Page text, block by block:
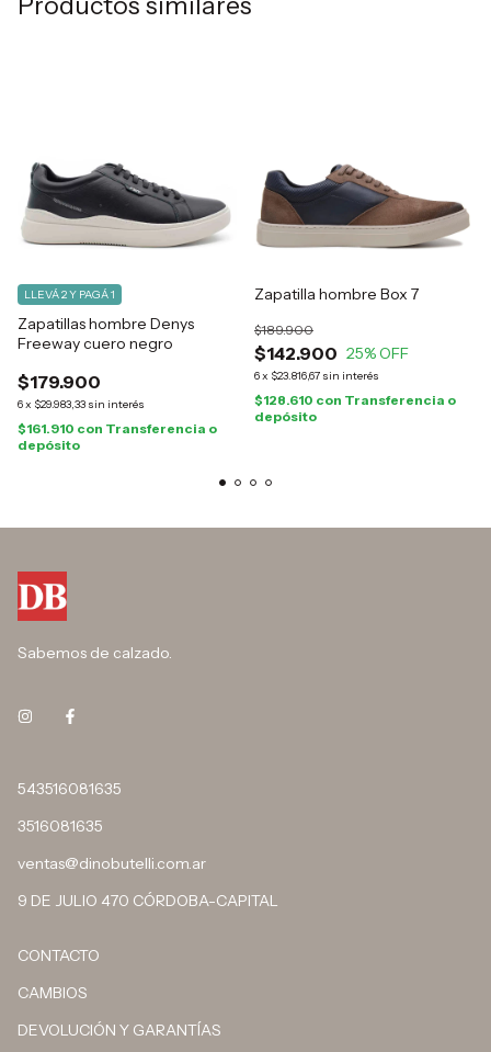
Zapatillas hombre Denys
Freeway cuero negro
$179.900
6x $29.983,33 sin interés
LLEVÁ 2 Y PAGÁ 1
$161.910 con Transferencia o
depósito
Zapatilla hombre Box 7
$142.900
$189.900
25% OFF
6x $23.816,67 sin interés
$128.610 con Transferencia o
depósito
Sabemos de calzado.
543516081635
3516081635
ventas@dinobutelli.com.ar
9 DE JULIO 470 CÓRDOBA-CAPITAL
CONTACTO
CAMBIOS
DEVOLUCIÓN Y GARANTÍAS